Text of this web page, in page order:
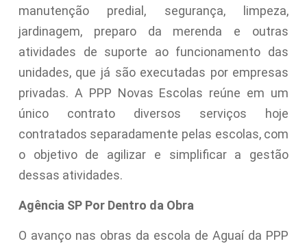
manutenção predial, segurança, limpeza,
jardinagem, preparo da merenda e outras
atividades de suporte ao funcionamento das
unidades, que já são executadas por empresas
privadas. A PPP Novas Escolas reúne em um
único contrato diversos serviços hoje
contratados separadamente pelas escolas, com
o objetivo de agilizar e simplificar a gestão
dessas atividades.
Agência SP Por Dentro da Obra
O avanço nas obras da escola de Aguaí da PPP